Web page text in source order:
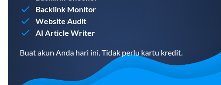
Backlink Monitor
Website Audit
AI Article Writer
Buat akun Anda hari ini. Tidak perlu kartu kredit.